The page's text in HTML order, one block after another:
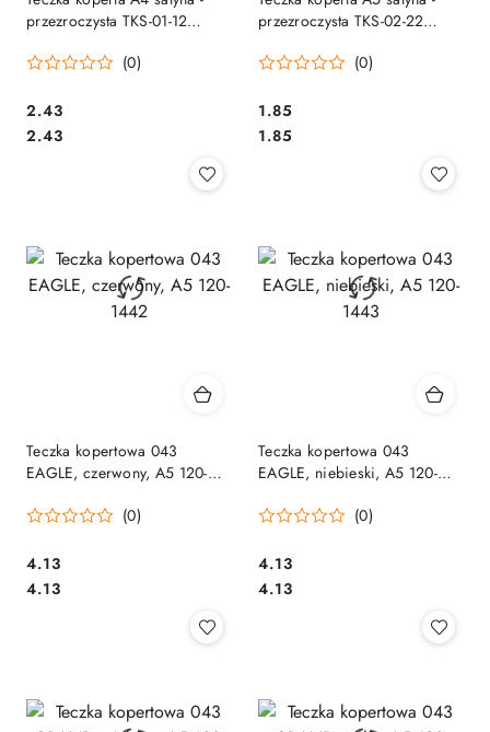
przezroczysta TKS-01-12
(0)
Cena:
2.43
Cena:
2.43
przezroczysta TKS-02-22
(0)
Cena:
1.85
Cena:
1.85
Teczka kopertowa 043
EAGLE, czerwony, A5 120-
(0)
Cena:
4.13
Cena:
4.13
Teczka kopertowa 043
EAGLE, niebieski, A5 120-
(0)
Cena:
4.13
Cena:
4.13